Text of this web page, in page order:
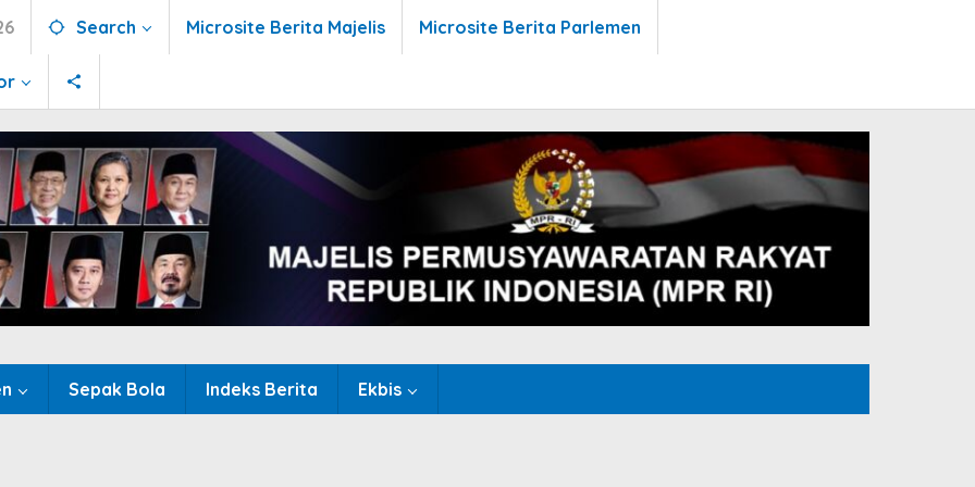
Search Microsite Berita Majelis Microsite Berita Parlemen
Sepak Bola Indeks Berita Ekbis